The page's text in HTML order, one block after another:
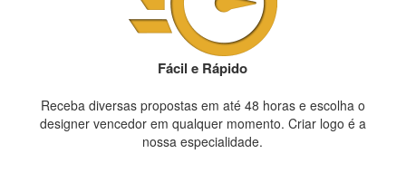
Fácil e Rápido
Receba diversas propostas em até 48 horas e escolha o
designer vencedor em qualquer momento. Criar logo é a
nossa especialidade.